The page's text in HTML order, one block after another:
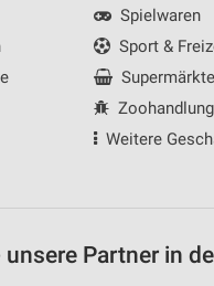
Spielwaren
Sport &
Supermärkte
Weitere
Partner in